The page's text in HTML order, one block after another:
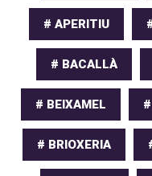
# APERITIU
# BACALLÀ
# BEIXAMEL
# BRIOXERIA